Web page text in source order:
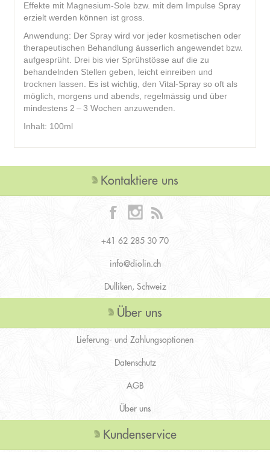
Effekte mit Magnesium-Sole bzw. mit dem Impulse Spray
erzielt werden können ist gross.
Anwendung: Der Spray wird vor jeder kosmetischen oder
therapeutischen Behandlung äusserlich angewendet bzw.
aufgesprüht. Drei bis vier Sprühstösse auf die zu
behandelnden Stellen geben, leicht einreiben und
trocknen lassen. Es ist wichtig, den Vital-Spray so oft als
möglich, morgens und abends, regelmässig und über
mindestens 2 – 3 Wochen anzuwenden.
Inhalt: 100ml
Kontaktiere uns
+41 62 285 30 70
info@diolin.ch
Dulliken, Schweiz
Über uns
Lieferung- und Zahlungsoptionen
Datenschutz
AGB
Über uns
Kundenservice